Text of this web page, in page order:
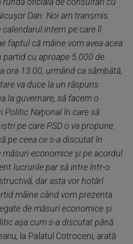
Dan. Noi am transmis
intern pe care îl
faptul că mâine vom avea acea
cu aproape 5.000 de
ora 13:00, urmând ca sâmbătă,
va duce la un răspuns
la guvernare, să facem o
Politic Naţional în care să
pe care PSD o va propune.
pe ceea ce s-a discutat în
economice şi pe acordul
lucrurile par să intre într-o
dar asta vor hotărî
mâine când vom prezenta
de măsuri economice şi
aşa cum s-a discutat până
la Palatul Cotroceni, arată